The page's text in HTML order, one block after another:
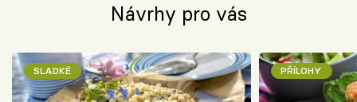
Návrhy pro vás
SLADKÉ PŘÍLOHY